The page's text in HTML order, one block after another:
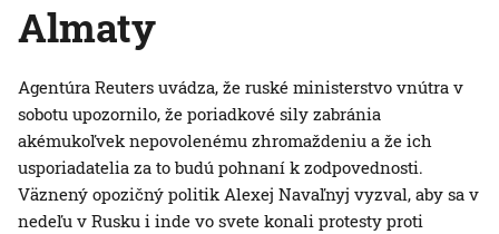
Almaty
Agentúra Reuters uvádza, že ruské ministerstvo vnútra v
sobotu upozornilo, že poriadkové sily zabránia
akémukoľvek nepovolenému zhromaždeniu a že ich
usporiadatelia za to budú pohnaní k zodpovednosti.
Väznený opozičný politik Alexej Navaľnyj vyzval, aby sa v
nedeľu v Rusku i inde vo svete konali protesty proti